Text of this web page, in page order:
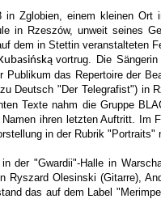
Zglobien, einem kleinen
in Rzeszów, unweit seines
dem in Stettin veranstalteten
vortrug. Die
Publikum das Repertoire der
Deutsch "Der Telegrafist") in
Texte nahm die Gruppe
ihren letzten Auftritt.
in der Rubrik "Portraits"
"Gwardii"-Halle in
Olesinski (Gitarre),
das auf dem Label